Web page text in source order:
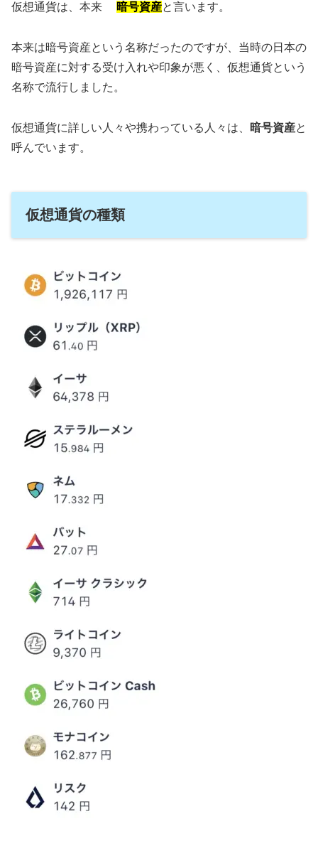
仮想通貨は、本来 暗号資産と言います。
本来は暗号資産という名称だったのですが、当時の日本の
暗号資産に対する受け入れや印象が悪く、仮想通貨という
名称で流行しました。
仮想通貨に詳しい人々や携わっている人々は、 暗号資産と
呼んでいます。
仮想通貨の種類